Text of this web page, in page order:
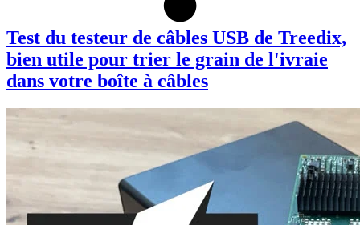
Test du testeur de câbles USB de Treedix,
bien utile pour trier le grain de l'ivraie
dans votre boîte à câbles